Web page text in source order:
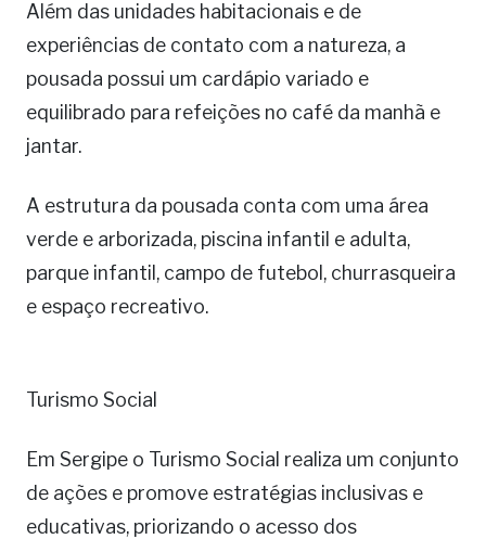
Além das unidades habitacionais e de
experiências de contato com a natureza, a
pousada possui um cardápio variado e
equilibrado para refeições no café da manhã e
jantar.
A estrutura da pousada conta com uma área
verde e arborizada, piscina infantil e adulta,
parque infantil, campo de futebol, churrasqueira
e espaço recreativo.
Turismo Social
Em Sergipe o Turismo Social realiza um conjunto
de ações e promove estratégias inclusivas e
educativas, priorizando o acesso dos